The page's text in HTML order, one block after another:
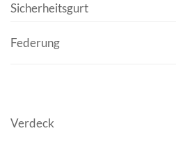
Sicherheitsgurt
Federung
Verdeck